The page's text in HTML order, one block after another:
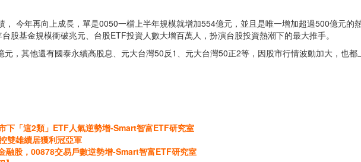
今年再向上成長，單是0050一檔上半年規模就增加554億元，並且是唯一增加超過500億元的
股基金規模衝破兆元、台股ETF投資人數大增百萬人，扮演台股投資熱潮下的最大推手。
，其他還有國泰永續高股息、元大台灣50反1、元大台灣50正2等，因股市行情波動加大，也都
下「這2類」ETF人氣逆勢增-Smart智富ETF研究室
雙雄續居獲利冠亞軍
融股，00878交易戶數逆勢增-Smart智富ETF研究室